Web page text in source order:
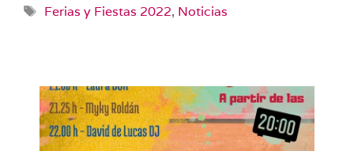
Etiquetas
Ferias y Fiestas 2022, Noticias